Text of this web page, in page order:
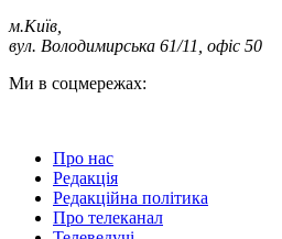
м.Київ
вул. Володимирська 61/11, офіс 50
Ми в соцмережах:
Про нас
Редакція
Редакційна політика
Про телеканал